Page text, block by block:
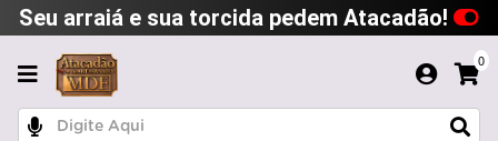
Seu arraiá e sua torcida pedem Atacadão!
0